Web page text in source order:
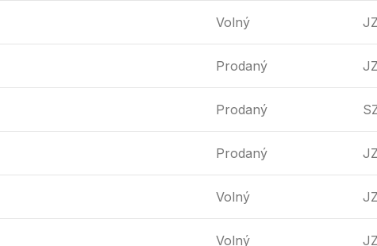
Volný JZ
Prodaný JZ
Prodaný
Prodaný JZ
Volný JZ
Volný JZ